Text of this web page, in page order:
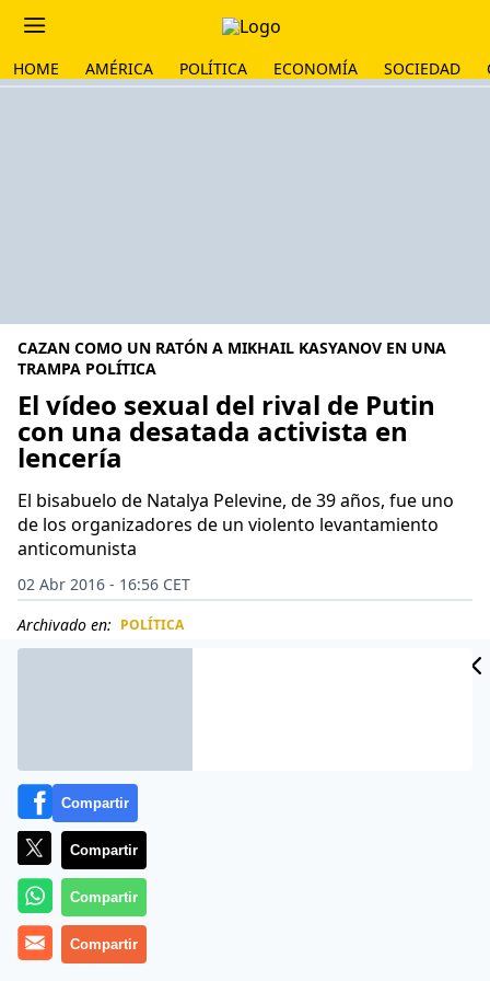
HOME AMÉRICA POLÍTICA ECONOMÍA SOCIEDAD
CAZAN COMO UN RATÓN A MIKHAIL KASYANOV EN UNA
TRAMPA POLÍTICA
El vídeo sexual del rival de Putin
con una desatada activista en
lencería
El bisabuelo de Natalya Pelevine, de 39 años, fue uno
de los organizadores de un violento levantamiento
anticomunista
02 Abr 2016 - 16:56 CET
Archivado en: POLÍTICA
Compartir
Compartir
Compartir
Compartir